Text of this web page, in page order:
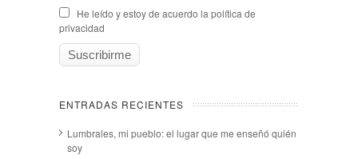
He leído y estoy de acuerdo la política de
privacidad
ENTRADAS RECIENTES
Lumbrales, mi pueblo: el lugar que me enseñó quién
soy